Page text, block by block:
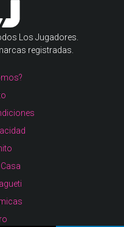
Los Jugadores.
registradas.